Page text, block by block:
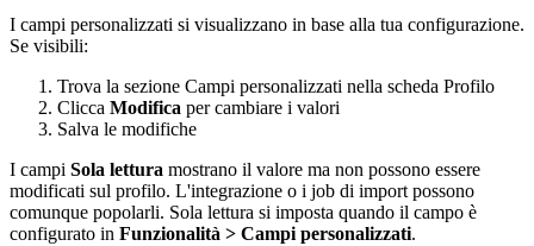
I campi personalizzati si visualizzano in base alla tua configurazione.
Se visibili:
Trova la sezione Campi personalizzati nella scheda Profilo
Clicca Modifica per cambiare i valori
Salva le modifiche
I campi Sola lettura mostrano il valore ma non possono essere
modificati sul profilo. L'integrazione o i job di import possono
comunque popolarli. Sola lettura si imposta quando il campo è
configurato in Funzionalità > Campi personalizzati.